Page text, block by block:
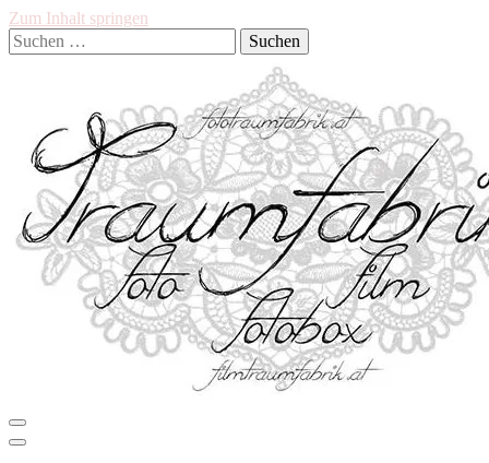
Zum Inhalt springen
Suchen
nach:
Traumfabrik